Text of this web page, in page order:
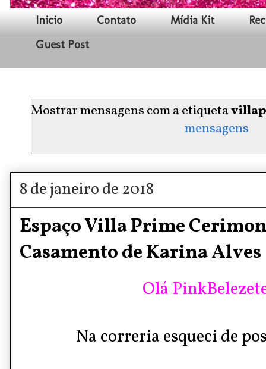
Inicio Contato Mídia Kit
Guest Post
Mostrar mensagens com a etiqueta
mensagens
8 de janeiro de 2018
Espaço Villa Prime
Casamento de Karina
Olá
Na correria esqueci de